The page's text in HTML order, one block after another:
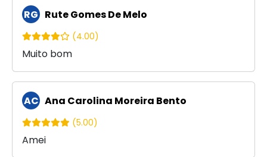
RG Rute Gomes De Melo
(4.00)
Muito bom
AC Ana Carolina Moreira Bento
(5.00)
Amei